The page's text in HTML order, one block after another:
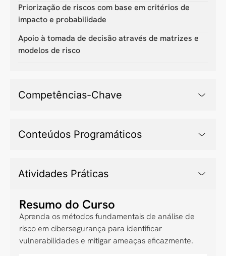
Priorização de riscos com base em critérios de
impacto e probabilidade
Apoio à tomada de decisão através de matrizes e
modelos de risco
Competências-Chave
Conteúdos Programáticos
Atividades Práticas
Resumo do Curso
Aprenda os métodos fundamentais de análise de
risco em cibersegurança para identificar
vulnerabilidades e mitigar ameaças eficazmente.